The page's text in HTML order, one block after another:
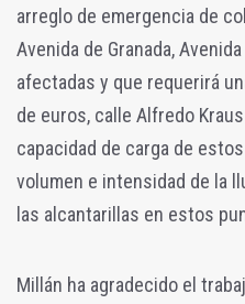
arreglo de emergencia de
Avenida de Granada,
afectadas y que requerirá
de euros, calle Alfredo
capacidad de carga de
volumen e intensidad de la
las alcantarillas en estos
Millán ha agradecido el